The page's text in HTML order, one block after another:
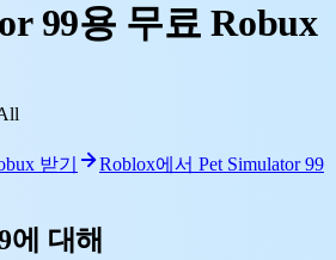
99용 무료 Robux
받기
Roblox에서 Pet Simulator 99
에 대해